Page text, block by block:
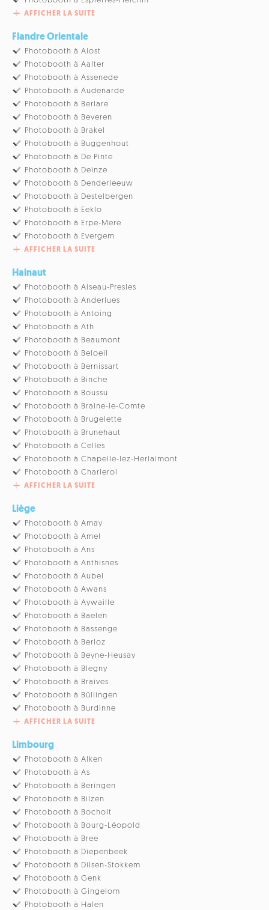
AFFICHER LA SUITE
Flandre Orientale
Photobooth à Alost
Photobooth à Aalter
Photobooth à Assenede
Photobooth à Audenarde
Photobooth à Berlare
Photobooth à Beveren
Photobooth à Brakel
Photobooth à Buggenhout
Photobooth à De Pinte
Photobooth à Deinze
Photobooth à Denderleeuw
Photobooth à Destelbergen
Photobooth à Eeklo
Photobooth à Erpe-Mere
Photobooth à Evergem
AFFICHER LA SUITE
Hainaut
Photobooth à Aiseau-Presles
Photobooth à Anderlues
Photobooth à Antoing
Photobooth à Ath
Photobooth à Beaumont
Photobooth à Beloeil
Photobooth à Bernissart
Photobooth à Binche
Photobooth à Boussu
Photobooth à Braine-le-Comte
Photobooth à Brugelette
Photobooth à Brunehaut
Photobooth à Celles
Photobooth à Chapelle-lez-Herlaimont
Photobooth à Charleroi
AFFICHER LA SUITE
Liège
Photobooth à Amay
Photobooth à Amel
Photobooth à Ans
Photobooth à Anthisnes
Photobooth à Aubel
Photobooth à Awans
Photobooth à Aywaille
Photobooth à Baelen
Photobooth à Bassenge
Photobooth à Berloz
Photobooth à Beyne-Heusay
Photobooth à Blegny
Photobooth à Braives
Photobooth à Büllingen
Photobooth à Burdinne
AFFICHER LA SUITE
Limbourg
Photobooth à Alken
Photobooth à As
Photobooth à Beringen
Photobooth à Bilzen
Photobooth à Bocholt
Photobooth à Bourg-Léopold
Photobooth à Bree
Photobooth à Diepenbeek
Photobooth à Dilsen-Stokkem
Photobooth à Genk
Photobooth à Gingelom
Photobooth à Halen